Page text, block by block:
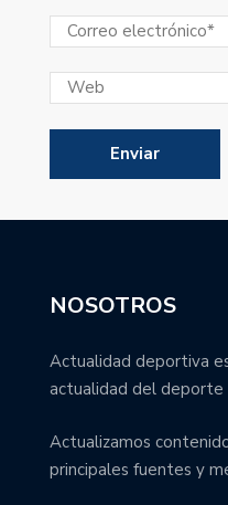
NOSOTROS
Actualidad deportiva
actualidad del
Actualizamos
principales fuentes y